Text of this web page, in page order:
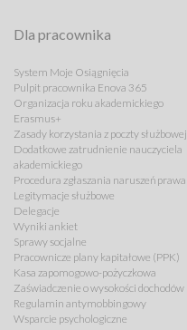
Dla pracownika
System Moje Osiągnięcia
Pulpit pracownika Enova 365
Organizacja roku akademickiego
Erasmus+
Zasady korzystania z poczty służbowej
Dodatkowe zatrudnienie nauczyciela
akademickiego
Procedura zgłaszania naruszeń prawa
Legitymacje służbowe
Delegacje
Wyniki ankiet
Sprawy socjalne
Pracownicze plany kapitałowe (PPK)
Kasa zapomogowo-pożyczkowa
Zaświadczenie o wysokości dochodów
Regulamin antymobbingowy
Wsparcie psychologiczne